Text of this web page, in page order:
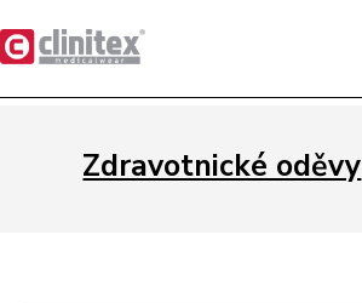
Zdravotnické oděvy